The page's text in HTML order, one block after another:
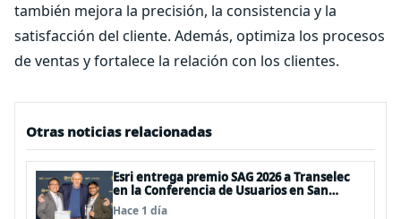
también mejora la precisión, la consistencia y la
satisfacción del cliente. Además, optimiza los procesos
de ventas y fortalece la relación con los clientes.
Otras noticias relacionadas
Esri entrega premio SAG 2026 a Transelec
en la Conferencia de Usuarios en San
Diego, Estados Unidos
Hace 1 día